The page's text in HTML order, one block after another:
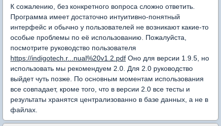
К сожалению, без конкретного вопроса сложно ответить.
Программа имеет достаточно интуитивно-понятный
интерфейс и обычно у пользователей не возникают какие-то
особые проблемы по её использованию. Пожалуйста,
посмотрите руководство пользователя
https://indigotech.r...nual%20v1.2.pdf Оно для версии 1.9.5, но
использовать мы рекомендуем 2.0. Для 2.0 руководство
выйдет чуть позже. По основным моментам использования
все совпадает, кроме того, что в версии 2.0 все тесты и
результаты хранятся централизованно в базе данных, а не в
файлах.